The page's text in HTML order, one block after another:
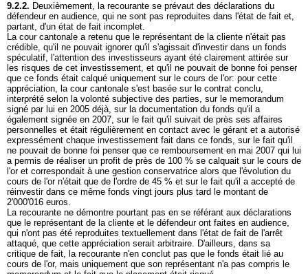
9.2.2. Deuxièmement, la recourante se prévaut des déclarations du
défendeur en audience, qui ne sont pas reproduites dans l'état de fait et,
partant, d'un état de fait incomplet.
La cour cantonale a retenu que le représentant de la cliente n'était pas
crédible, qu'il ne pouvait ignorer qu'il s'agissait d'investir dans un fonds
spéculatif, l'attention des investisseurs ayant été clairement attirée sur
les risques de cet investissement, et qu'il ne pouvait de bonne foi penser
que ce fonds était calqué uniquement sur le cours de l'or: pour cette
appréciation, la cour cantonale s'est basée sur le contrat conclu,
interprété selon la volonté subjective des parties, sur le memorandum
signé par lui en 2005 déjà, sur la documentation du fonds qu'il a
également signée en 2007, sur le fait qu'il suivait de près ses affaires
personnelles et était régulièrement en contact avec le gérant et a autorisé
expressément chaque investissement fait dans ce fonds, sur le fait qu'il
ne pouvait de bonne foi penser que ce remboursement en mai 2007 qui lui
a permis de réaliser un profit de près de 100 % se calquait sur le cours de
l'or et correspondait à une gestion conservatrice alors que l'évolution du
cours de l'or n'était que de l'ordre de 45 % et sur le fait qu'il a accepté de
réinvestir dans ce même fonds vingt jours plus tard le montant de
2'000'016 euros.
La recourante ne démontre pourtant pas en se référant aux déclarations
que le représentant de la cliente et le défendeur ont faites en audience,
qui n'ont pas été reproduites textuellement dans l'état de fait de l'arrêt
attaqué, que cette appréciation serait arbitraire. D'ailleurs, dans sa
critique de fait, la recourante n'en conclut pas que le fonds était lié au
cours de l'or, mais uniquement que son représentant n'a pas compris le